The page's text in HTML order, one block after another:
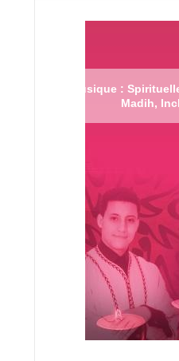
Musique :
Madih,